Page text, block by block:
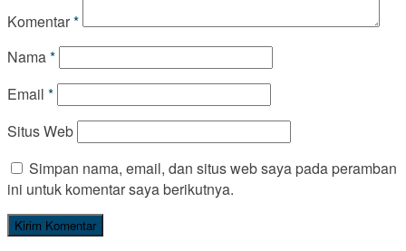
Komentar*
Nama*
Email *
Situs Web
Simpan nama, email, dan situs web saya pada peramban
ini untuk komentar saya berikutnya.